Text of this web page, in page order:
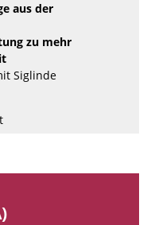
aus der
zu mehr
Siglinde